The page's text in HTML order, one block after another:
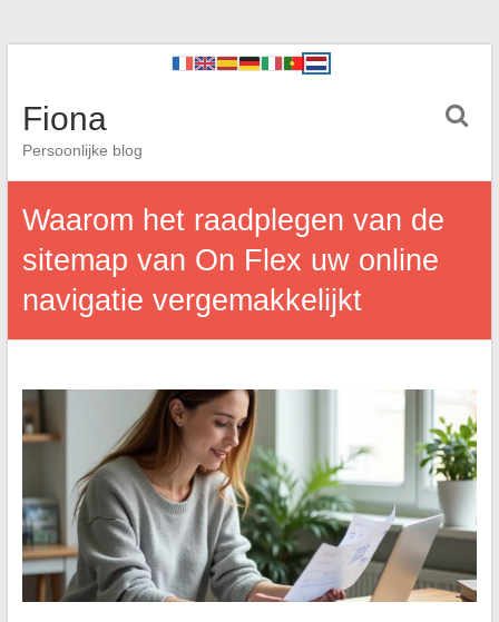
Fiona
Persoonlijke blog
Waarom het raadplegen van de
sitemap van On Flex uw online
navigatie vergemakkelijkt